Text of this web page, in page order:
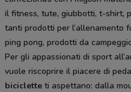
il fitness, tute, giubbotti, t-shirt,
tanti prodotti per l’allenamento
ping pong, prodotti da
Per gli appassionati di sport
vuole riscoprire il piacere di
biciclette ti aspettano: dalla